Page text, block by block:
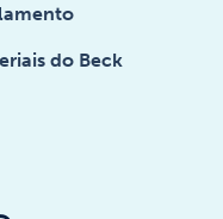
do Beck